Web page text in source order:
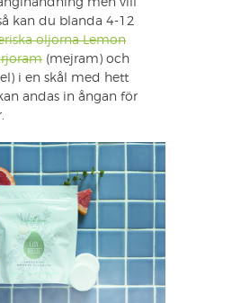
men vill
kan du blanda 4-12
oljorna Lemon
(mejram) och
i en skål med hett
andas in ångan för